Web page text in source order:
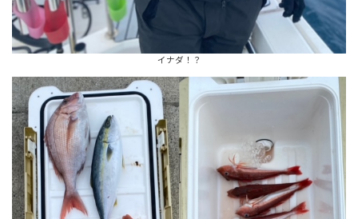
イナダ！？